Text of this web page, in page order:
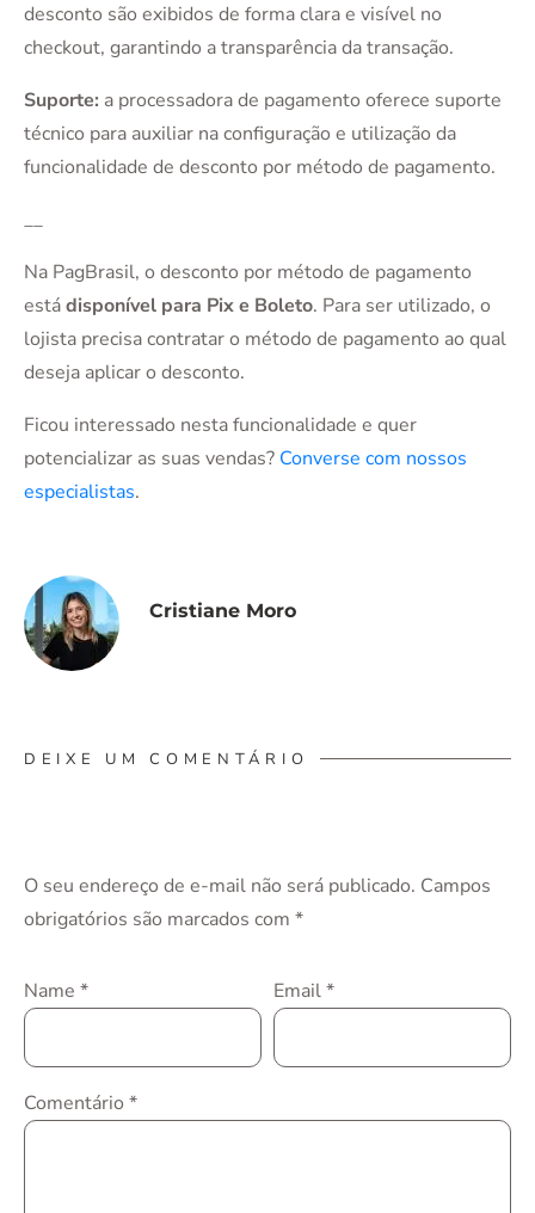
desconto são exibidos de forma clara e visível no
checkout, garantindo a transparência da transação.
Suporte: a processadora de pagamento oferece suporte
técnico para auxiliar na configuração e utilização da
funcionalidade de desconto por método de pagamento.
__
Na PagBrasil, o desconto por método de pagamento
estádisponível para Pix e Boleto. Para ser utilizado, o
lojista precisa contratar o método de pagamento ao qual
deseja aplicar o desconto.
Ficou interessado nesta funcionalidade e quer
potencializar as suas vendas? Converse com nossos
especialistas.
Cristiane Moro
DEIXE UM COMENTÁRIO
O seu endereço de e-mail não será publicado. Campos
obrigatórios são marcados com *
Name * Email*
Comentário *